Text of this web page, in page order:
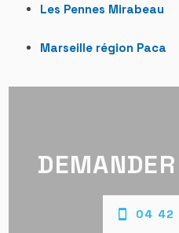
Les Pennes Mirabeau
Marseille région Paca
04 42